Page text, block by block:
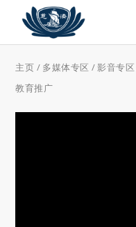
主页 / 多媒体专区 /影音专区
教育推广